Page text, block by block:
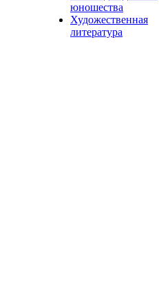
юношества
Художественная
литература